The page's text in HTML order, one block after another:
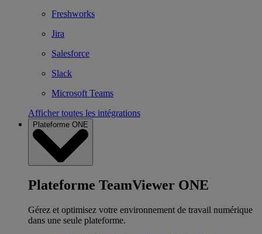
Freshworks
Jira
Salesforce
Slack
Microsoft Teams
Afficher toutes les intégrations
Plateforme ONE
Plateforme TeamViewer ONE
Gérez et optimisez votre environnement de travail numérique
dans une seule plateforme.